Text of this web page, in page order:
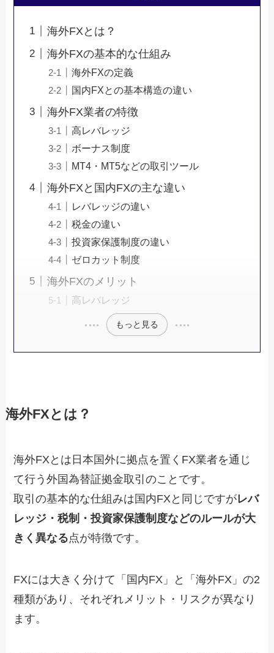
海外FXとは？
海外FXの基本的な仕組み
海外FXの定義
国内FXとの基本構造の違い
海外FX業者の特徴
高レバレッジ
ボーナス制度
MT4・MT5などの取引ツール
海外FXと国内FXの主な違い
レバレッジの違い
税金の違い
投資家保護制度の違い
ゼロカット制度
海外FXのメリット
高レバレッジ
もっと見る
海外FXとは？
海外FXとは日本国外に拠点を置くFX業者を通じ
て行う外国為替証拠金取引のことです。
取引の基本的な仕組みは国内FXと同じですがレバ
レッジ・税制・投資家保護制度などのルールが大
きく異なる点が特徴です。
FXには大きく分けて「国内FX」と「海外FX」の2
種類があり、それぞれメリット・リスクが異なり
ます。